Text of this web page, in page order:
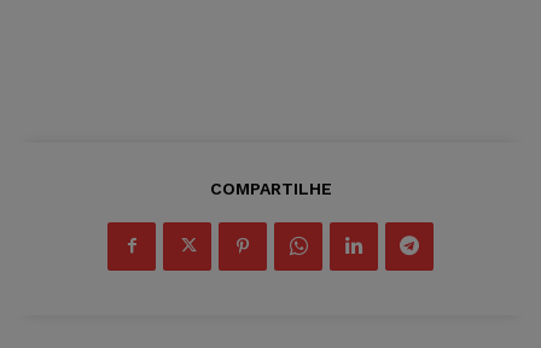
COMPARTILHE